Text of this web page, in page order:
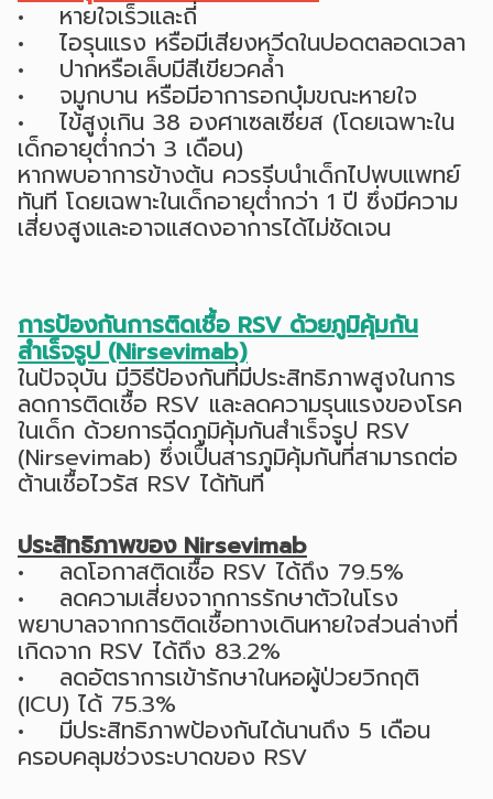
• หายใจเร็วและถี่
• ไอรุนแรง หรือมีเสียงหวีดในปอดตลอดเวลา
• ปากหรือเล็บมีสีเขียวคล้ำ
• จมูกบาน หรือมีอาการอกบุ๋มขณะหายใจ
• ไข้สูงเกิน 38 องศาเซลเซียส (โดยเฉพาะใน
เด็กอายุต่ำกว่า 3 เดือน)
หากพบอาการข้างต้น ควรรีบนำเด็กไปพบแพทย์
ทันที โดยเฉพาะในเด็กอายุต่ำกว่า 1 ปี ซึ่งมีความ
เสี่ยงสูงและอาจแสดงอาการได้ไม่ชัดเจน
การป้องกันการติดเชื้อ RSV ด้วยภูมิคุ้มกัน
สำเร็จรูป (Nirsevimab)
ในปัจจุบัน มีวิธีป้องกันที่มีประสิทธิภาพสูงในการ
ลดการติดเชื้อ RSV และลดความรุนแรงของโรค
ในเด็ก ด้วยการฉีดภูมิคุ้มกันสำเร็จรูป RSV
(Nirsevimab) ซึ่งเป็นสารภูมิคุ้มกันที่สามารถต่อ
ต้านเชื้อไวรัส RSV ได้ทันที
ประสิทธิภาพของ Nirsevimab
• ลดโอกาสติดเชื้อ RSV ได้ถึง 79.5%
• ลดความเสี่ยงจากการรักษาตัวในโรง
พยาบาลจากการติดเชื้อทางเดินหายใจส่วนล่างที่
เกิดจาก RSV ได้ถึง 83.2%
• ลดอัตราการเข้ารักษาในหอผู้ป่วยวิกฤติ
(ICU) ได้ 75.3%
• มีประสิทธิภาพป้องกันได้นานถึง 5 เดือน
ครอบคลุมช่วงระบาดของ RSV